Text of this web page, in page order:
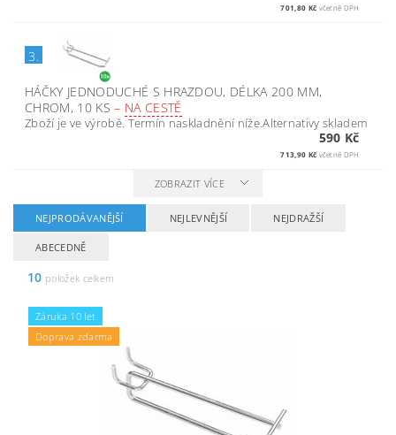
701,80 Kč včetně DPH
3.
HÁČKY JEDNODUCHÉ S HRAZDOU, DÉLKA 200 MM,
CHROM, 10 KS– NA CESTĚ
Zboží je ve výrobě. Termín naskladnění níže.Alternativy skladem
590 Kč
713,90 Kč včetně DPH
ZOBRAZIT VÍCE
NEJPRODÁVANĚJŠÍ NEJLEVNĚJŠÍ NEJDRAŽŠÍ
ABECEDNĚ
10 položek celkem
Záruka 10 let
Doprava zdarma